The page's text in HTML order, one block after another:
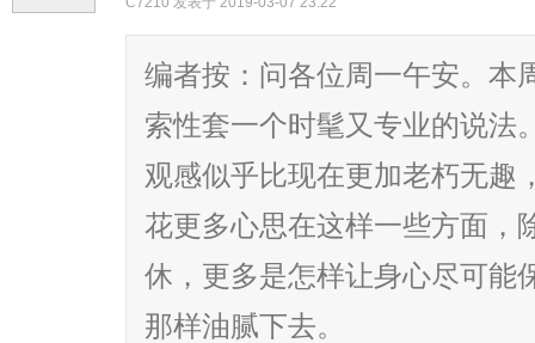
编者按：问各位周一午安。本
索性套一个时髦又专业的说法
观感似乎比现在更加老朽无趣
花更多心思在这样一些方面，
休，更多是怎样让身心尽可能
那样油腻下去。